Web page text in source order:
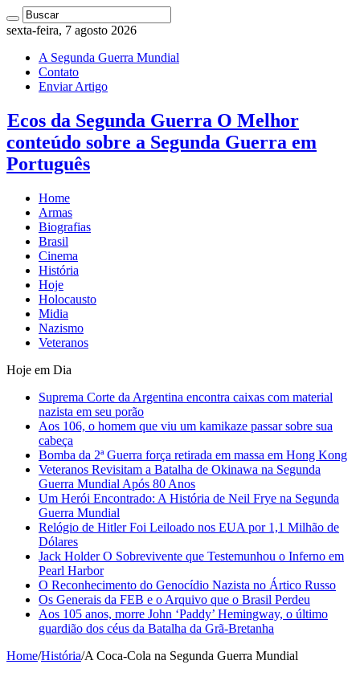
sexta-feira, 7 agosto 2026
A Segunda Guerra Mundial
Contato
Enviar Artigo
Ecos da Segunda Guerra O Melhor
conteúdo sobre a Segunda Guerra em
Português
Home
Armas
Biografias
Brasil
Cinema
História
Hoje
Holocausto
Midia
Nazismo
Veteranos
Hoje em Dia
Suprema Corte da Argentina encontra caixas com material
nazista em seu porão
Aos 106, o homem que viu um kamikaze passar sobre sua
cabeça
Bomba da 2ª Guerra força retirada em massa em Hong Kong
Veteranos Revisitam a Batalha de Okinawa na Segunda
Guerra Mundial Após 80 Anos
Um Herói Encontrado: A História de Neil Frye na Segunda
Guerra Mundial
Relógio de Hitler Foi Leiloado nos EUA por 1,1 Milhão de
Dólares
Jack Holder O Sobrevivente que Testemunhou o Inferno em
Pearl Harbor
O Reconhecimento do Genocídio Nazista no Ártico Russo
Os Generais da FEB e o Arquivo que o Brasil Perdeu
Aos 105 anos, morre John ‘Paddy’ Hemingway, o último
guardião dos céus da Batalha da Grã-Bretanha
Home/História/A Coca-Cola na Segunda Guerra Mundial